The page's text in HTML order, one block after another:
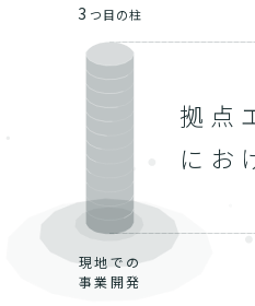
3 つ目の柱
現地での
事業開発
拠点
にお